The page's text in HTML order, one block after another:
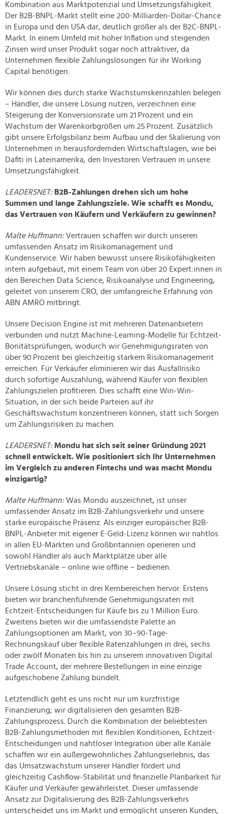
Kombination aus Marktpotenzial und Umsetzungsfähigkeit.
Der B2B-BNPL-Markt stellt eine 200-Milliarden-Dollar-Chance
in Europa und den USA dar, deutlich größer als der B2C-BNPL-
Markt. In einem Umfeld mit hoher Inflation und steigenden
Zinsen wird unser Produkt sogar noch attraktiver, da
Unternehmen flexible Zahlungslösungen für ihr Working
Capital benötigen.
Wir können dies durch starke Wachstumskennzahlen belegen
– Händler, die unsere Lösung nutzen, verzeichnen eine
Steigerung der Konversionsrate um 21 Prozent und ein
Wachstum der Warenkorbgrößen um 25 Prozent. Zusätzlich
gibt unsere Erfolgsbilanz beim Aufbau und der Skalierung von
Unternehmen in herausfordernden Wirtschaftslagen, wie bei
Dafiti in Lateinamerika, den Investoren Vertrauen in unsere
Umsetzungsfähigkeit.
LEADERSNET: B2B-Zahlungen drehen sich um hohe
Summen und lange Zahlungsziele. Wie schafft es Mondu,
das Vertrauen von Käufern und Verkäufern zu gewinnen?
Malte Huffmann:Vertrauen schaffen wir durch unseren
umfassenden Ansatz im Risikomanagement und
Kundenservice. Wir haben bewusst unsere Risikofähigkeiten
intern aufgebaut, mit einem Team von über 20 Expert:innen in
den Bereichen Data Science, Risikoanalyse und Engineering,
geleitet von unserem CRO, der umfangreiche Erfahrung von
ABN AMRO mitbringt.
Unsere Decision Engine ist mit mehreren Datenanbietern
verbunden und nutzt Machine-Learning-Modelle für Echtzeit-
Bonitätsprüfungen, wodurch wir Genehmigungsraten von
über 90 Prozent bei gleichzeitig starkem Risikomanagement
erreichen. Für Verkäufer eliminieren wir das Ausfallrisiko
durch sofortige Auszahlung, während Käufer von flexiblen
Zahlungszielen profitieren. Dies schafft eine Win-Win-
Situation, in der sich beide Parteien auf ihr
Geschäftswachstum konzentrieren können, statt sich Sorgen
um Zahlungsrisiken zu machen.
LEADERSNET: Mondu hat sich seit seiner Gründung 2021
schnell entwickelt. Wie positioniert sich Ihr Unternehmen
im Vergleich zu anderen Fintechs und was macht Mondu
einzigartig?
Malte Huffmann:Was Mondu auszeichnet, ist unser
umfassender Ansatz im B2B-Zahlungsverkehr und unsere
starke europäische Präsenz. Als einziger europäischer B2B-
BNPL-Anbieter mit eigener E-Geld-Lizenz können wir nahtlos
in allen EU-Märkten und Großbritannien operieren und
sowohl Händler als auch Marktplätze über alle
Vertriebskanäle – online wie offline – bedienen.
Unsere Lösung sticht in drei Kernbereichen hervor. Erstens
bieten wir branchenführende Genehmigungsraten mit
Echtzeit-Entscheidungen für Käufe bis zu 1 Million Euro.
Zweitens bieten wir die umfassendste Palette an
Zahlungsoptionen am Markt, von 30–90-Tage-
Rechnungskauf über flexible Ratenzahlungen in drei, sechs
oder zwölf Monaten bis hin zu unserem innovativen Digital
Trade Account, der mehrere Bestellungen in eine einzige
aufgeschobene Zahlung bündelt.
Letztendlich geht es uns nicht nur um kurzfristige
Finanzierung; wir digitalisieren den gesamten B2B-
Zahlungsprozess. Durch die Kombination der beliebtesten
B2B-Zahlungsmethoden mit flexiblen Konditionen, Echtzeit-
Entscheidungen und nahtloser Integration über alle Kanäle
schaffen wir ein außergewöhnliches Zahlungserlebnis, das
das Umsatzwachstum unserer Händler fördert und
gleichzeitig Cashflow-Stabilität und finanzielle Planbarkeit für
Käufer und Verkäufer gewährleistet. Dieser umfassende
Ansatz zur Digitalisierung des B2B-Zahlungsverkehrs
unterscheidet uns im Markt und ermöglicht unseren Kunden,